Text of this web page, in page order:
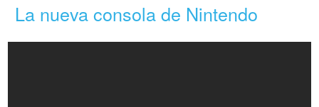
La nueva consola de Nintendo